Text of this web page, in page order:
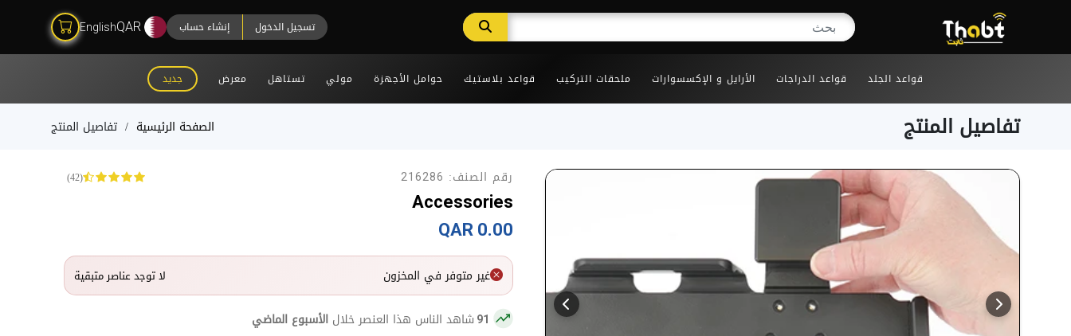
تسجيل الدخول إنشاء حساب QAR
English
قواعد الجلد قواعد الدراجات الأرايل و الإكسسوارات ملحقات التركيب قواعد بلاستيك حوامل الأجهزة مولي تستاهل معرض جديد
تفاصيل المنتج الصفحة الرئيسية تفاصيل المنتج
رقم الصنف: 216286
(42)
Accessories
0.00 QAR
غير متوفر في المخزون لا توجد عناصر متبقية
91 شاهد الناس هذا العنصر خلال الأسبوع الماضي